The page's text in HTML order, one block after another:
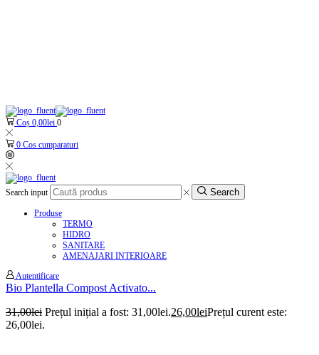
Coș 0,00lei 0
0 Cos cumparaturi
Search input Search
Produse
TERMO
HIDRO
SANITARE
AMENAJARI INTERIOARE
Autentificare
Bio Plantella Compost Activato...
31,00lei Prețul inițial a fost: 31,00lei.26,00leiPrețul curent este:
26,00lei.